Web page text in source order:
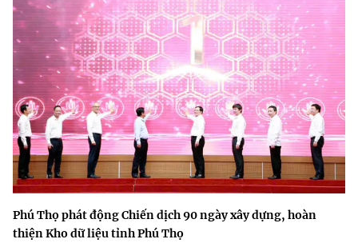
Phú Thọ phát động Chiến dịch 90 ngày xây dựng, hoàn
thiện Kho dữ liệu tỉnh Phú Thọ